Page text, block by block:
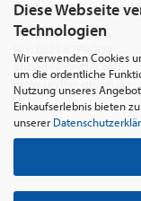
Diese Webseite
Technologien
Wir verwenden Cookies
um die ordentliche
Nutzung unseres
Einkaufserlebnis bieten
unserer
Deutschland
Tel.:0621 8779-555
anfrage@seyffer.shop
www.seyffer-gmbh.de